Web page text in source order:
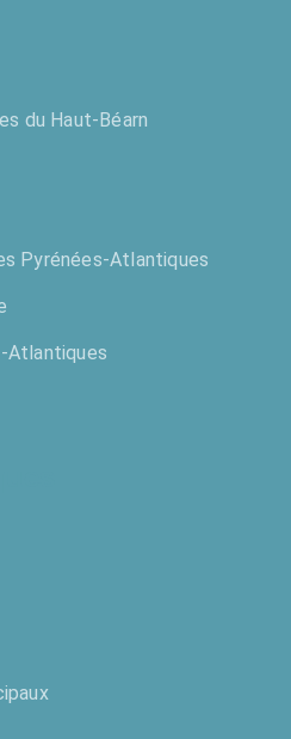
du Haut-Béarn
Pyrénées-Atlantiques
Atlantiques